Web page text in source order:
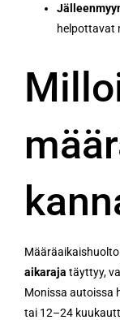
helpottavat
aikaraja täyttyy,
Monissa autoissa
tai 12–24